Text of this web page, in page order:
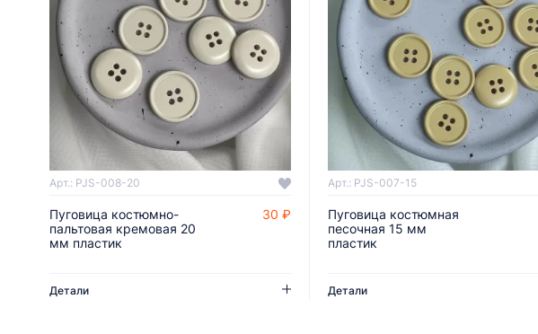
ДОБАВИТЬ В КОРЗИНУ
Арт.: PJS-008-20
Пуговица костюмно-
пальтовая кремовая 20
мм пластик
30 ₽
Детали
ДОБАВИТЬ В КОРЗИНУ
Арт.: PJS-007-15
Пуговица костюмная
песочная 15 мм
пластик
Детали